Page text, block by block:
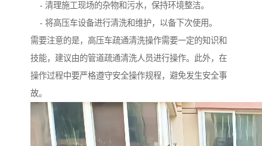
- 清理施工现场的杂物和污水，保持环境整洁。
- 将高压车设备进行清洗和维护，以备下次使用。
需要注意的是，高压车疏通清洗操作需要一定的知识和
技能，建议由的管道疏通清洗人员进行操作。此外，在
操作过程中要严格遵守安全操作规程，避免发生安全事
故。